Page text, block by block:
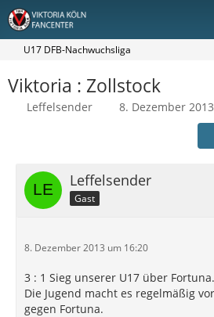
U17 DFB-Nachwuchsliga
Viktoria : Zollstock
Leffelsender 8. Dezember
Leffelsender
Gast
8. Dezember 2013 um 16:20
3 : 1 Sieg unserer U17 über Fortuna.
Die Jugend macht es regelmäßig
gegen Fortuna.